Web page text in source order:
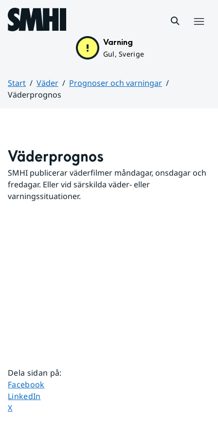
Hoppa till sidans innehåll
Varning
Gul, Sverige
Start Väder
Prognoser och varningar
Väderprognos
Väderprognos
SMHI publicerar väderfilmer måndagar, onsdagar och
fredagar. Eller vid särskilda väder- eller
varningssituationer.
Dela sidan på:
Dela sidan på
Facebook
Dela sidan på
LinkedIn
Dela sidan på
X